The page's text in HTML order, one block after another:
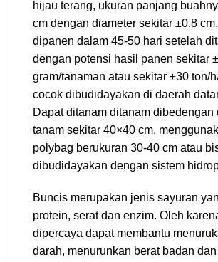
hijau terang, ukuran panjang
cm dengan diameter sekitar ±0.8
dipanen dalam 45-50 hari setelah
dengan potensi hasil panen sekitar
gram/tanaman atau sekitar ±30 ton/
cocok dibudidayakan di daerah
Dapat ditanam ditanam dibedengan
tanam sekitar 40×40 cm,
polybag berukuran 30-40 cm atau
dibudidayakan dengan sistem
Buncis merupakan jenis sayuran
protein, serat dan enzim. Oleh
dipercaya dapat membantu
darah, menurunkan berat badan dan